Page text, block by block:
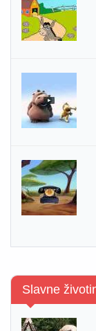
Slavne